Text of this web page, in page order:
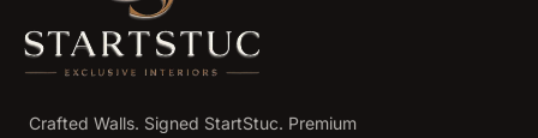
Crafted Walls. Signed StartStuc. Premium